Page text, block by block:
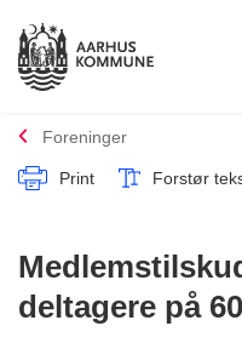
Foreninger
Print Forstør
deltagere på